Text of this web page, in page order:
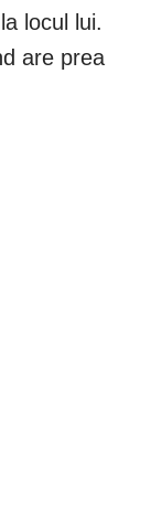
locul lui.
are prea